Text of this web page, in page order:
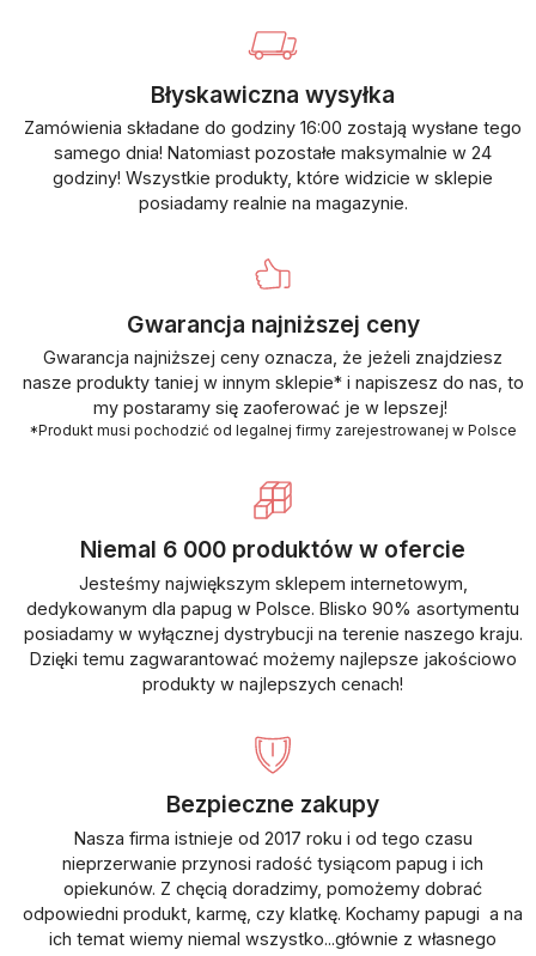
Błyskawiczna wysyłka
Zamówienia składane do godziny 16:00 zostają wysłane tego
samego dnia! Natomiast pozostałe maksymalnie w 24
godziny! Wszystkie produkty, które widzicie w sklepie
posiadamy realnie na magazynie.
Gwarancja najniższej ceny
Gwarancja najniższej ceny oznacza, że jeżeli znajdziesz
nasze produkty taniej w innym sklepie* i napiszesz do nas, to
my postaramy się zaoferować je w lepszej!
*Produkt musi pochodzić od legalnej firmy zarejestrowanej w Polsce
Niemal 6 000 produktów w ofercie
Jesteśmy największym sklepem internetowym,
dedykowanym dla papug w Polsce. Blisko 90% asortymentu
posiadamy w wyłącznej dystrybucji na terenie naszego kraju.
Dzięki temu zagwarantować możemy najlepsze jakościowo
produkty w najlepszych cenach!
Bezpieczne zakupy
Nasza firma istnieje od 2017 roku i od tego czasu
nieprzerwanie przynosi radość tysiącom papug i ich
opiekunów. Z chęcią doradzimy, pomożemy dobrać
odpowiedni produkt, karmę, czy klatkę. Kochamy papugi a na
ich temat wiemy niemal wszystko...głównie z własnego